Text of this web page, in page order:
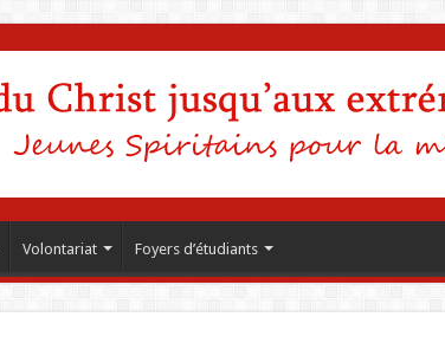
Volontariat Foyers d’étudiants